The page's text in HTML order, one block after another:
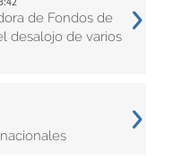
de Fondos de
desalojo de varios